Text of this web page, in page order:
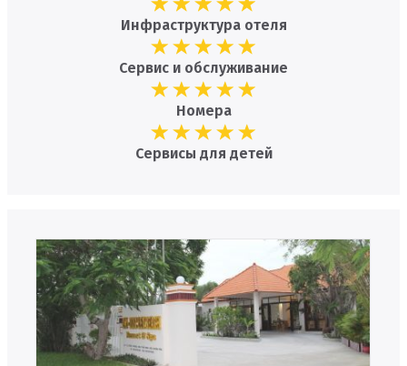
Инфраструктура отеля
Сервис и обслуживание
Номера
Сервисы для детей